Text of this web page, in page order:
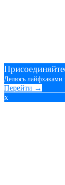
Делюсь лайфхаками
Перейти →
x